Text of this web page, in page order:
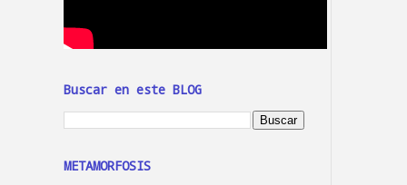
Buscar en este BLOG
METAMORFOSIS